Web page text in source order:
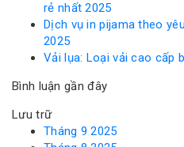
rẻ nhất 2025
Dịch vụ in pijama theo
2025
Vải lụa: Loại vải cao cấp
Bình luận gần đây
Lưu trữ
Tháng 9 2025